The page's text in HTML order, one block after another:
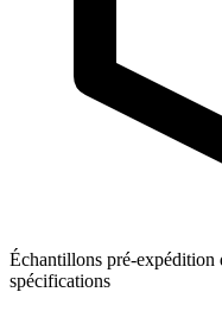
Échantillons pré-
spécifications